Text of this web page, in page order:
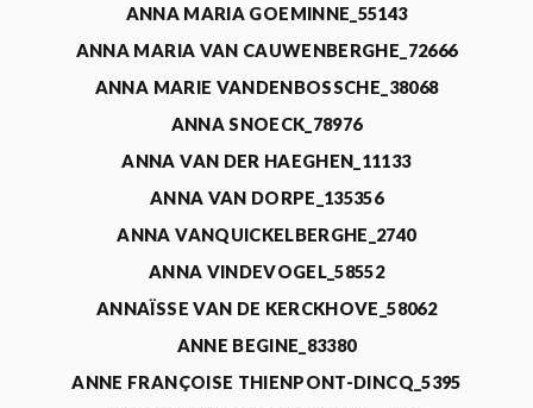
ANNA MARIA GOEMINNE_55143
ANNA MARIA VAN CAUWENBERGHE_72666
ANNA MARIE VANDENBOSSCHE_38068
ANNA SNOECK_78976
ANNA VAN DER HAEGHEN_11133
ANNA VAN DORPE_135356
ANNA VANQUICKELBERGHE_2740
ANNA VINDEVOGEL_58552
ANNAÏSSE VAN DE KERCKHOVE_58062
ANNE BEGINE_83380
ANNE FRANÇOISE THIENPONT-DINCQ_5395